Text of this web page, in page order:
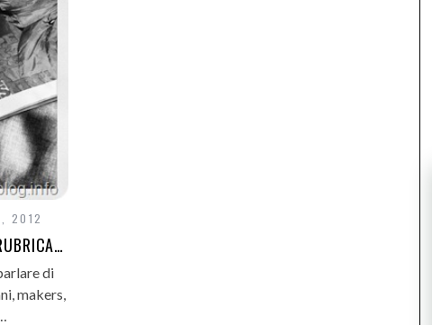
2012
di
makers,